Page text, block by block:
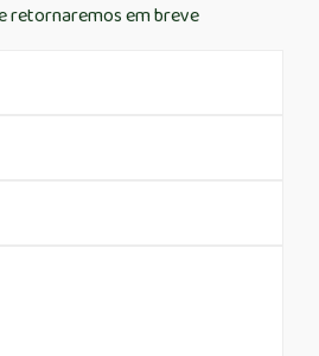
retornaremos em breve